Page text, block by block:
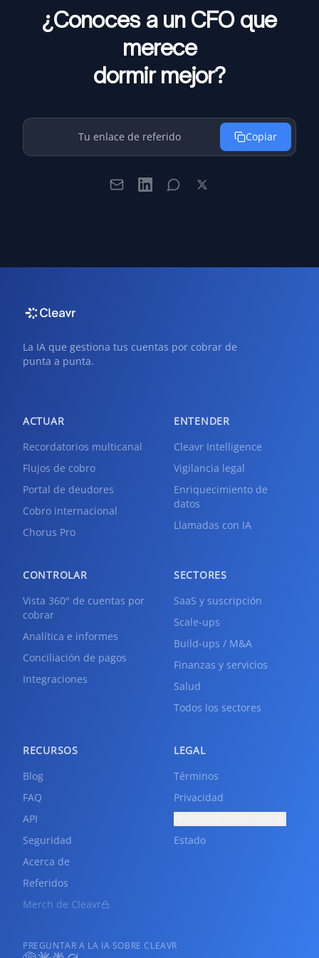
¿Conoces a un CFO que
merece
dormir mejor?
Tu enlace de referido Copiar
La IA que gestiona tus cuentas por cobrar de
punta a punta.
ACTUAR
Recordatorios multicanal
Flujos de cobro
Portal de deudores
Cobro internacional
Chorus Pro
ENTENDER
Cleavr Intelligence
Vigilancia legal
Enriquecimiento de
datos
Llamadas con IA
CONTROLAR
Vista 360° de cuentas por
cobrar
Analítica e informes
Conciliación de pagos
Integraciones
SECTORES
SaaS y suscripción
Scale-ups
Build-ups / M&A
Finanzas y servicios
Salud
Todos los sectores
RECURSOS
Blog
FAQ
API
Seguridad
Acerca de
Referidos
Merch de Cleavr
LEGAL
Términos
Privacidad
Estado
PREGUNTAR A LA IA SOBRE CLEAVR